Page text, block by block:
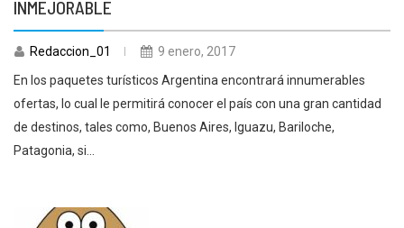
INMEJORABLE
Redaccion_01
9 enero, 2017
En los paquetes turísticos Argentina encontrará innumerables
ofertas, lo cual le permitirá conocer el país con una gran cantidad
de destinos, tales como, Buenos Aires, Iguazu, Bariloche,
Patagonia, si...